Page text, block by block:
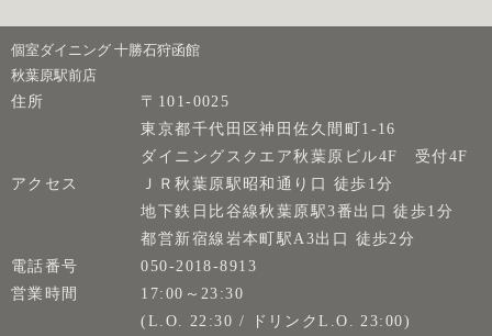
個室ダイニング 十勝石狩函館
秋葉原駅前店
住所
〒101-0025
東京都千代田区神田佐久間町1-16
ダイニングスクエア秋葉原ビル4F 受付4F
アクセス
ＪＲ秋葉原駅昭和通り口 徒歩1分
地下鉄日比谷線秋葉原駅3番出口 徒歩1分
都営新宿線岩本町駅A3出口 徒歩2分
電話番号
050-2018-8913
営業時間
17:00～23:30
(L.O. 22:30 / ドリンクL.O. 23:00)